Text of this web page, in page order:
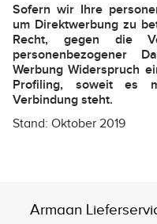
Sofern wir Ihre
um Direktwerbung zu
Recht, gegen die
personenbezogener
Werbung Widerspruch
Profiling, soweit es
Verbindung steht.
Stand: Oktober 2019
Armaan